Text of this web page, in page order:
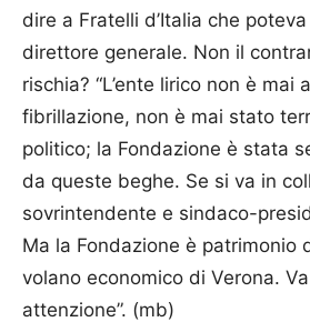
dire a Fratelli d’Italia che
direttore generale. Non il
rischia? “L’ente lirico non è mai
fibrillazione, non è mai stato
politico; la Fondazione è stata
da queste beghe. Se si va in
sovrintendente e sindaco-
Ma la Fondazione è patrimonio
volano economico di Verona.
attenzione”. (mb)